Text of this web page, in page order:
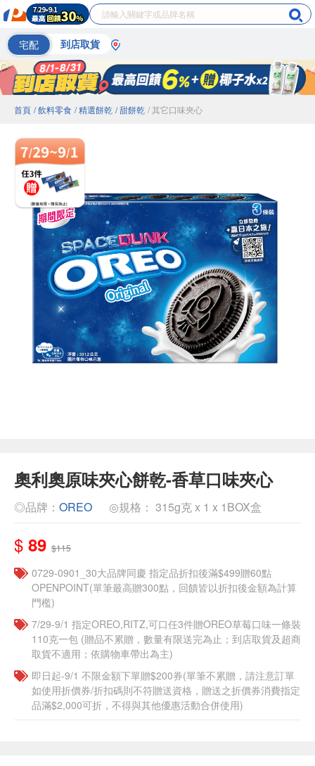
宅配 到店取貨
首頁 / 飲料零食 / 精選餅乾 / 甜餅乾 / 其它口味夾心
奧利奧原味夾心餅乾-香草口味夾心
◎品牌： OREO ◎規格： 315g克 x 1 x 1BOX盒
$ 89 $115
0729-0901_30大品牌同慶 指定品折扣後滿$499贈60點
OPENPOINT(單筆最高贈300點，回饋皆以折扣後金額為計算
門檻)
7/29-9/1 指定OREO,RITZ,可口任3件贈OREO草莓口味一條裝
110克一包​ (贈品不累贈，數量有限送完為止；到店取貨及超商
取貨不適用；依購物車帶出為主)
即日起-9/1 不限金額下單贈$200券(單筆不累贈，請注意訂單
如使用折價券/折扣碼則不符贈送資格，贈送之折價券消費指定
品滿$2,000可折，不得與其他優惠活動合併使用)